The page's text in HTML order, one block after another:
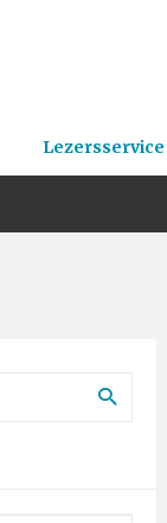
Lezersservice